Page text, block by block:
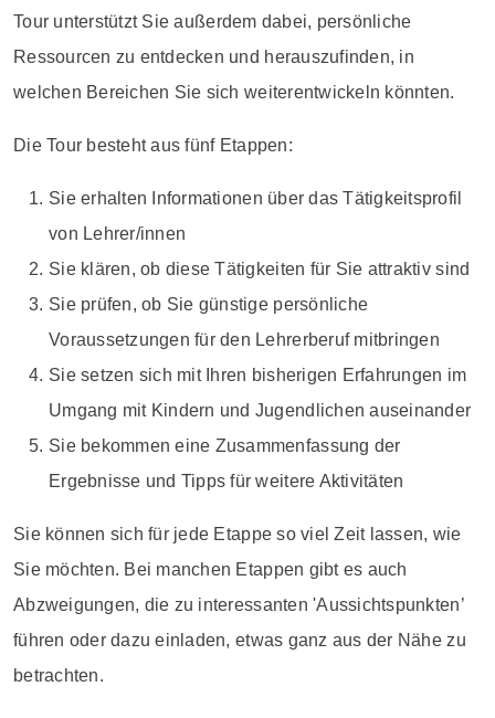
Tour unterstützt Sie außerdem dabei, persönliche
Ressourcen zu entdecken und herauszufinden, in
welchen Bereichen Sie sich weiterentwickeln könnten.
Die Tour besteht aus fünf Etappen:
Sie erhalten Informationen über das Tätigkeitsprofil
von Lehrer/innen
Sie klären, ob diese Tätigkeiten für Sie attraktiv sind
Sie prüfen, ob Sie günstige persönliche
Voraussetzungen für den Lehrerberuf mitbringen
Sie setzen sich mit Ihren bisherigen Erfahrungen im
Umgang mit Kindern und Jugendlichen auseinander
Sie bekommen eine Zusammenfassung der
Ergebnisse und Tipps für weitere Aktivitäten
Sie können sich für jede Etappe so viel Zeit lassen, wie
Sie möchten. Bei manchen Etappen gibt es auch
Abzweigungen, die zu interessanten 'Aussichtspunkten’
führen oder dazu einladen, etwas ganz aus der Nähe zu
betrachten.